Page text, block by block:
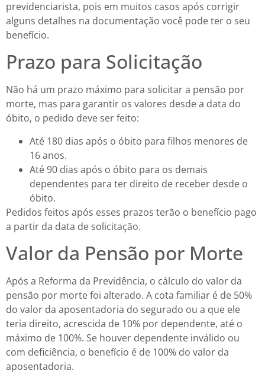
previdenciarista, pois em muitos casos após corrigir
alguns detalhes na documentação você pode ter o seu
benefício.
Prazo para Solicitação
Não há um prazo máximo para solicitar a pensão por
morte, mas para garantir os valores desde a data do
óbito, o pedido deve ser feito:
Até 180 dias após o óbito para filhos menores de
16 anos.
Até 90 dias após o óbito para os demais
dependentes para ter direito de receber desde o
óbito.
Pedidos feitos após esses prazos terão o benefício pago
a partir da data de solicitação.
Valor da Pensão por Morte
Após a Reforma da Previdência, o cálculo do valor da
pensão por morte foi alterado. A cota familiar é de 50%
do valor da aposentadoria do segurado ou a que ele
teria direito, acrescida de 10% por dependente, até o
máximo de 100%. Se houver dependente inválido ou
com deficiência, o benefício é de 100% do valor da
aposentadoria.